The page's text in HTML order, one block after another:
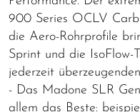
900 Series OCLV
die Aero-Rohrprofile
Sprint und die IsoFlow-
jederzeit
- Das Madone SLR
allem das Beste: